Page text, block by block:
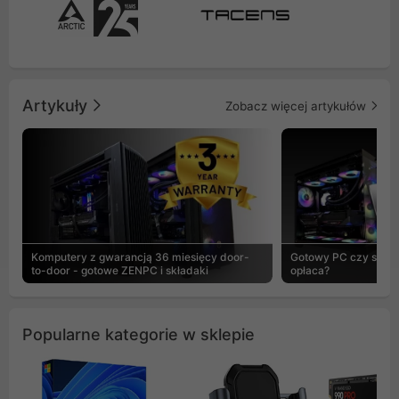
Artykuły Zobacz więcej artykułów
Komputery z gwarancją 36 miesięcy door-
to-door - gotowe ZENPC i składaki
Gotowy PC czy
opłaca?
Popularne kategorie w sklepie